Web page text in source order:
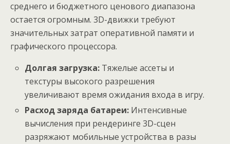
среднего и бюджетного ценового диапазона
остается огромным. 3D-движки требуют
значительных затрат оперативной памяти и
графического процессора.
Долгая загрузка: Тяжелые ассеты и
текстуры высокого разрешения
увеличивают время ожидания входа в игру.
Расход заряда батареи: Интенсивные
вычисления при рендеринге 3D-сцен
разряжают мобильные устройства в разы